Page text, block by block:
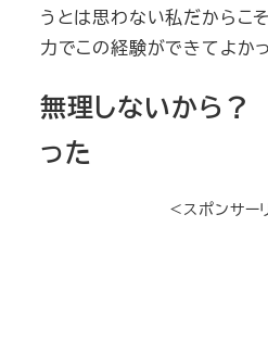
うとは思わない私だからこ
力でこの経験ができてよか
無理しないから
った
＜スポンサー